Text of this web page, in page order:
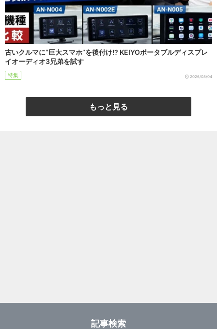
古いクルマに“巨大スマホ”を後付け!? KEIYOポータブルディスプレ
イオーディオ3兄弟を試す
特集 2026/08/04
もっと見る
記事検索